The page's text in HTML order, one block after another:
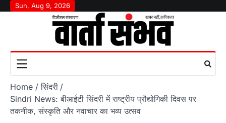
SkipSun, Aug 9, 2026
Home
सिंदरी
Sindri News: बीआईटी सिंदरी में राष्ट्रीय प्रौद्योगिकी दिवस पर
तकनीक, संस्कृति और नवाचार का भव्य उत्सव